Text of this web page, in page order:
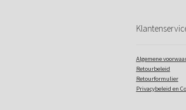
Algemene
Retourbeleid
Retourformulier
Privacybeleid en